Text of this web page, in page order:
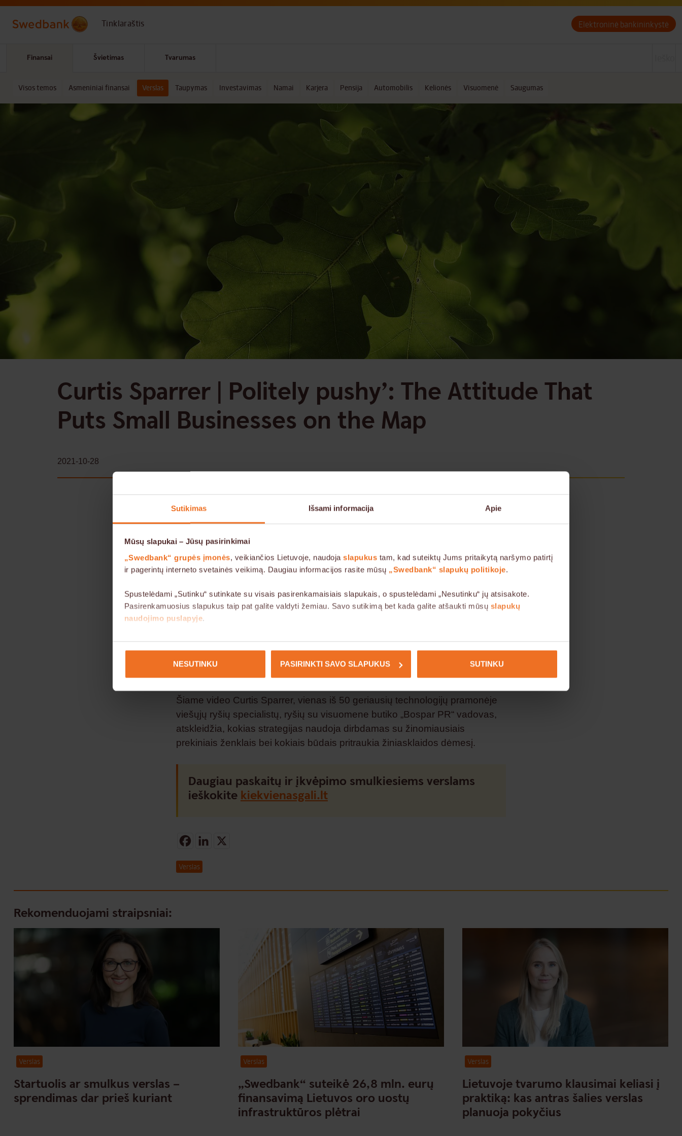
Sutikimas Išsami informacija Apie
Mūsų slapukai – Jūsų pasirinkimai
„Swedbank“ grupės įmonės, veikiančios Lietuvoje, naudoja slapukus tam, kad suteiktų Jums pritaikytą naršymo patirtį
ir pagerintų interneto svetainės veikimą. Daugiau informacijos rasite mūsų „Swedbank“ slapukų politikoje.
Spustelėdami „Sutinku“ sutinkate su visais pasirenkamaisiais slapukais, o spustelėdami „Nesutinku“ jų atsisakote.
Pasirenkamuosius slapukus taip pat galite valdyti žemiau. Savo sutikimą bet kada galite atšaukti mūsų slapukų
naudojimo puslapyje.
NESUTINKU
PASIRINKTI SAVO SLAPUKUS SUTINKU
Skip to main content
Tinklaraštis Elektroninė bankininkystė
Finansai Švietimas Tvarumas
Visos temos Asmeniniai finansai Verslas Taupymas Investavimas Namai Karjera Pensija Automobilis Kelionės Visuomenė Saugumas
Curtis Sparrer | Politely pushy’: The Attitude That
Puts Small Businesses on the Map
2021-10-28
Šiame video Curtis Sparrer, vienas iš 50 geriausių technologijų pramonėje
viešųjų ryšių specialistų, ryšių su visuomene butiko „Bospar PR“ vadovas,
atskleidžia, kokias strategijas naudoja dirbdamas su žinomiausiais
prekiniais ženklais bei kokiais būdais pritraukia žiniasklaidos dėmesį.
Daugiau paskaitų ir įkvėpimo smulkiesiems verslams
ieškokite kiekvienasgali.lt
Facebook
LinkedIn
Verslas
Rekomenduojami straipsniai:
Verslas
Startuolis ar smulkus verslas –
sprendimas dar prieš kuriant
Verslas
„Swedbank“ suteikė 26,8 mln. eurų
finansavimą Lietuvos oro uostų
infrastruktūros plėtrai
Verslas
Lietuvoje tvarumo klausimai keliasi į
praktiką: kas antras šalies verslas
planuoja pokyčius